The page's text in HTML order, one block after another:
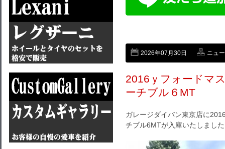
2026年07月30日 ニュ
2016ｙフォードマ
ーチブル６MT
ガレージダイバン東京店に
チブル6MTが入庫いたしまし